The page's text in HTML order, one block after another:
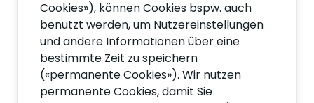
Cookies»), können Cookies bspw. auch
benutzt werden, um Nutzereinstellungen
und andere Informationen über eine
bestimmte Zeit zu speichern
(«permanente Cookies»). Wir nutzen
permanente Cookies, damit Sie